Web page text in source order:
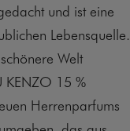
und ist eine
Lebensquelle.
Welt
KENZO 15 %
Herrenparfums